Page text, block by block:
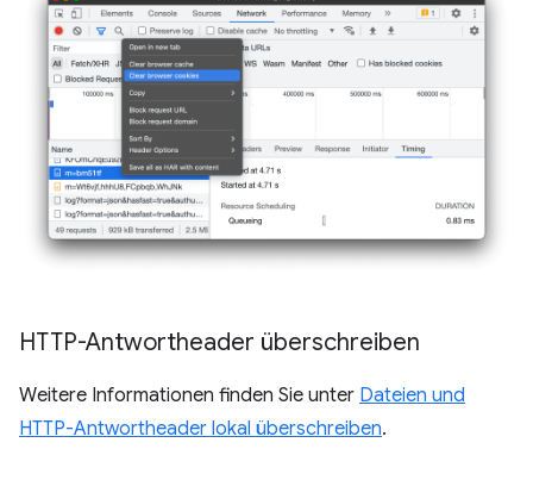
HTTP-Antwortheader überschreiben
Weitere Informationen finden Sie unter Dateien und
HTTP-Antwortheader lokal überschreiben.